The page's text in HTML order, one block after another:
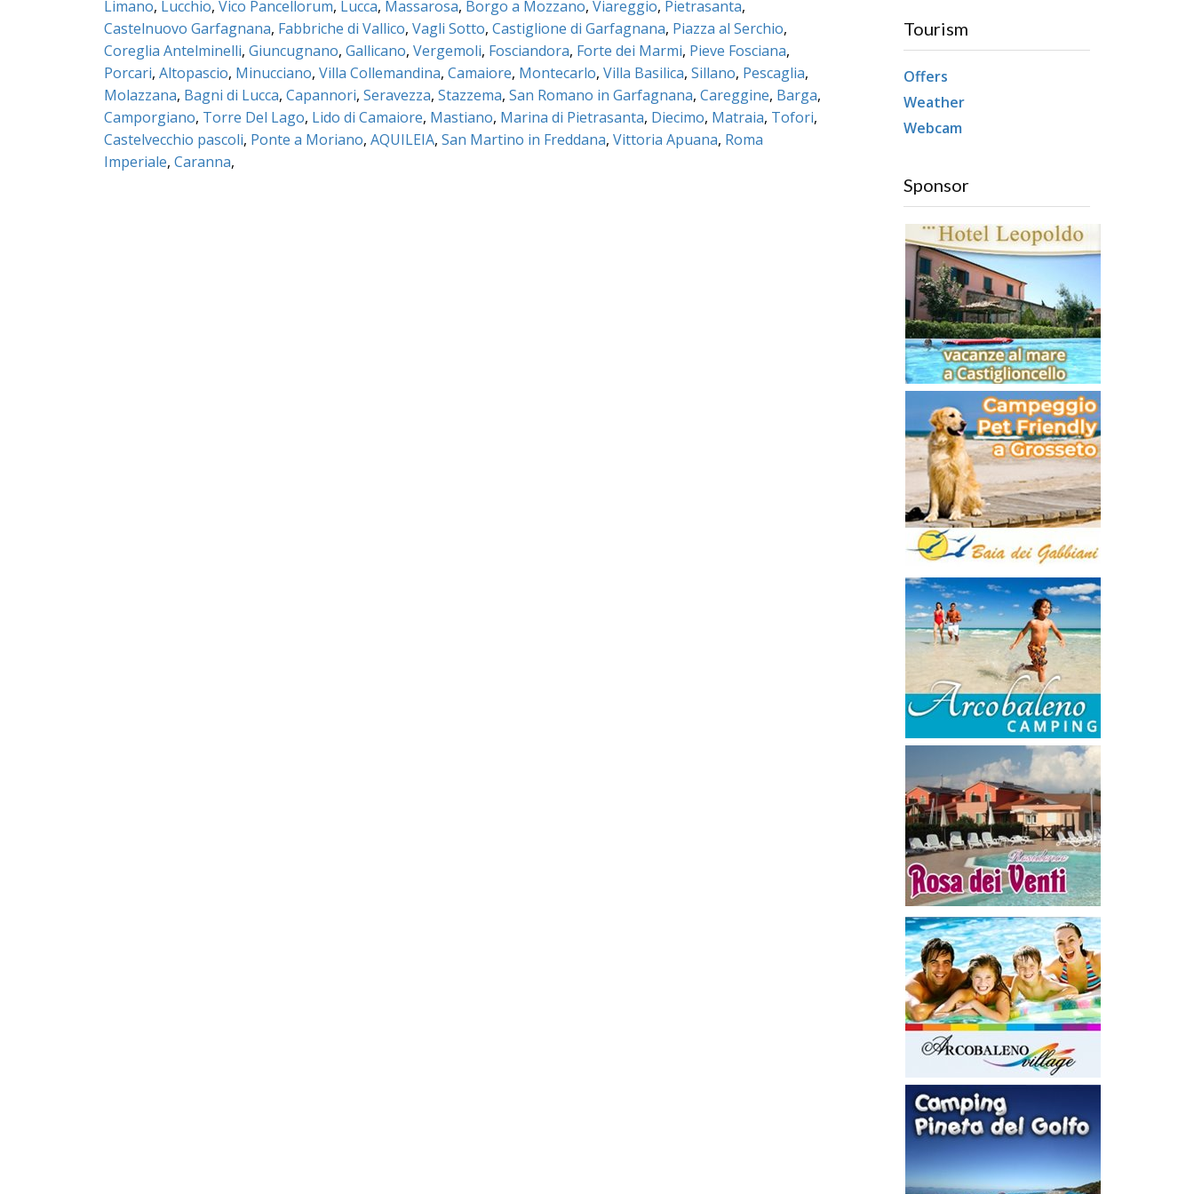
Limano, Lucchio, Vico Pancellorum, Lucca, Massarosa, Borgo a Mozzano, Viareggio, Pietrasanta,
Castelnuovo Garfagnana, Fabbriche di Vallico, Vagli Sotto, Castiglione di Garfagnana, Piazza al Serchio,
Coreglia Antelminelli, Giuncugnano, Gallicano, Vergemoli, Fosciandora, Forte dei Marmi, Pieve Fosciana,
Porcari, Altopascio, Minucciano, Villa Collemandina, Camaiore, Montecarlo, Villa Basilica, Sillano, Pescaglia,
Molazzana, Bagni di Lucca, Capannori, Seravezza, Stazzema, San Romano in Garfagnana, Careggine, Barga,
Camporgiano, Torre Del Lago, Lido di Camaiore, Mastiano, Marina di Pietrasanta, Diecimo, Matraia, Tofori,
Castelvecchio pascoli, Ponte a Moriano, AQUILEIA, San Martino in Freddana, Vittoria Apuana, Roma
Imperiale, Caranna,
Tourism
Offers
Weather
Webcam
Sponsor